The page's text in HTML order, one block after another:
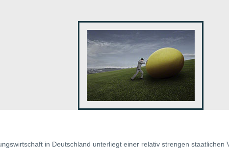
in Deutschland unterliegt einer relativ strengen staatlichen